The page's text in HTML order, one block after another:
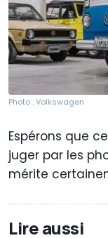
Photo : Volkswagen
Espérons que
juger par les
mérite
Lire aussi